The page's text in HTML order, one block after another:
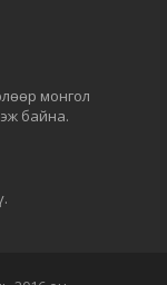
монгол
байна.